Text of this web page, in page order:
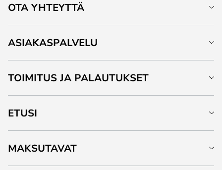
OTA YHTEYTTÄ
ASIAKASPALVELU
TOIMITUS JA PALAUTUKSET
ETUSI
MAKSUTAVAT